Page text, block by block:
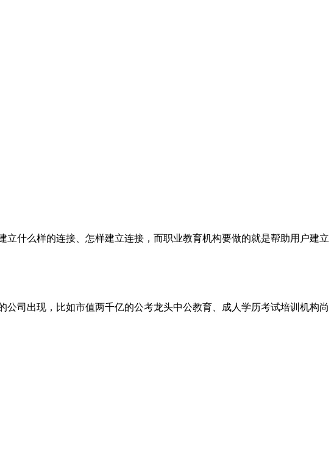
什么样的连接、怎样建立连接，而职业教育机构要做的就是帮助用户建立
司出现，比如市值两千亿的公考龙头中公教育、成人学历考试培训机构尚